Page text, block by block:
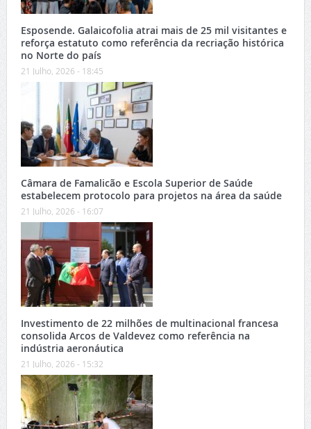
Esposende. Galaicofolia atrai mais de 25 mil visitantes e
reforça estatuto como referência da recriação histórica
no Norte do país
21 Julho, 2026 - 18:45
Câmara de Famalicão e Escola Superior de Saúde
estabelecem protocolo para projetos na área da saúde
21 Julho, 2026 - 16:07
Investimento de 22 milhões de multinacional francesa
consolida Arcos de Valdevez como referência na
indústria aeronáutica
21 Julho, 2026 - 15:32